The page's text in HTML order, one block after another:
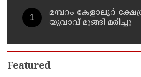
മമ്പറം കേളാലൂർ
യുവാവ് മുങ്ങി മരിച്ചു
Featured